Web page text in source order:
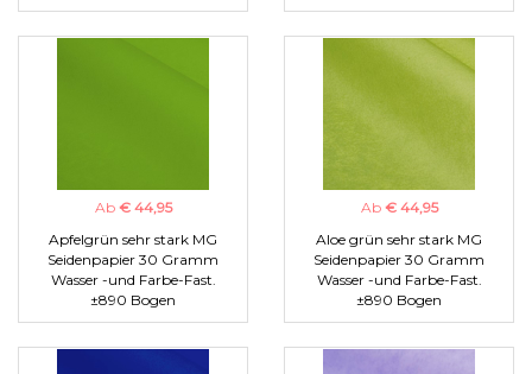
Ab € 44,95
Apfelgrün sehr stark MG
Seidenpapier 30 Gramm
Wasser -und Farbe-Fast.
±890 Bogen
Ab € 44,95
Aloe grün sehr stark MG
Seidenpapier 30 Gramm
Wasser -und Farbe-Fast.
±890 Bogen